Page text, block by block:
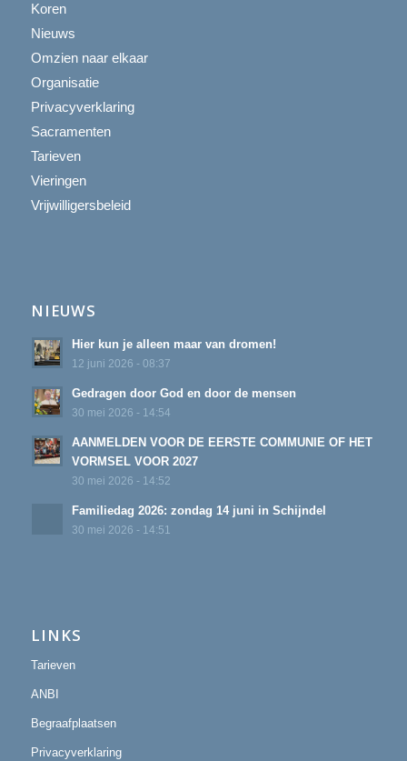
Koren
Nieuws
Omzien naar elkaar
Organisatie
Privacyverklaring
Sacramenten
Tarieven
Vieringen
Vrijwilligersbeleid
NIEUWS
Hier kun je alleen maar van dromen!
12 juni 2026 - 08:37
Gedragen door God en door de mensen
30 mei 2026 - 14:54
AANMELDEN VOOR DE EERSTE COMMUNIE OF HET
VORMSEL VOOR 2027
30 mei 2026 - 14:52
Familiedag 2026: zondag 14 juni in Schijndel
30 mei 2026 - 14:51
LINKS
Tarieven
ANBI
Begraafplaatsen
Privacyverklaring